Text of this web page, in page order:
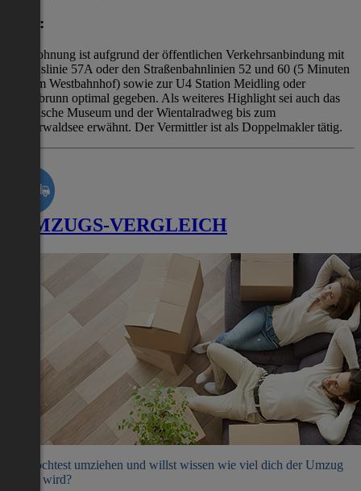
Lage:
der Wohnung ist aufgrund der öffentlichen Verkehrsanbindung mit
der Buslinie 57A oder den Straßenbahnlinien 52 und 60 (5 Minuten
bis zum Westbahnhof) sowie zur U4 Station Meidling oder
Schönbrunn optimal gegeben. Als weiteres Highlight sei auch das
Technische Museum und der Wientalradweg bis zum
Wienerwaldsee erwähnt. Der Vermittler ist als Doppelmakler tätig.
UMZUGS-VERGLEICH
Du möchtest umziehen und willst wissen wie viel dich der Umzug
kosten wird?